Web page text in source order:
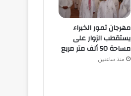
مهرجان تمور الخبراء
يستقطب الزوار على
مساحة 50 ألف متر مربع
منذ ساعتين